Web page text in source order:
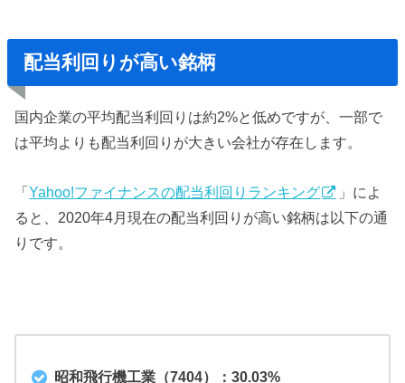
配当利回りが高い銘柄
国内企業の平均配当利回りは約2%と低めですが、一部で
は平均よりも配当利回りが大きい会社が存在します。
「Yahoo!ファイナンスの配当利回りランキング
」によ
ると、2020年4月現在の配当利回りが高い銘柄は以下の通
りです。
昭和飛行機工業（7404）：30.03%